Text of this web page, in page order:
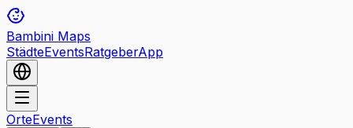
Bambini Maps
StädteEventsRatgeberApp
OrteEvents